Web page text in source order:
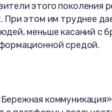
этого поколения
При этом им труднее
меньше касаний с
средой.